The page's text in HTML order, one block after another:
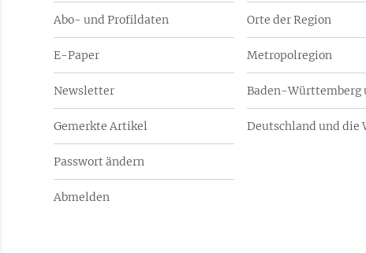
Abo- und Profildaten
E-Paper
Newsletter
Gemerkte Artikel
Passwort ändern
Abmelden
Orte der Region
Metropolregion
Baden-Württemberg
Deutschland und die